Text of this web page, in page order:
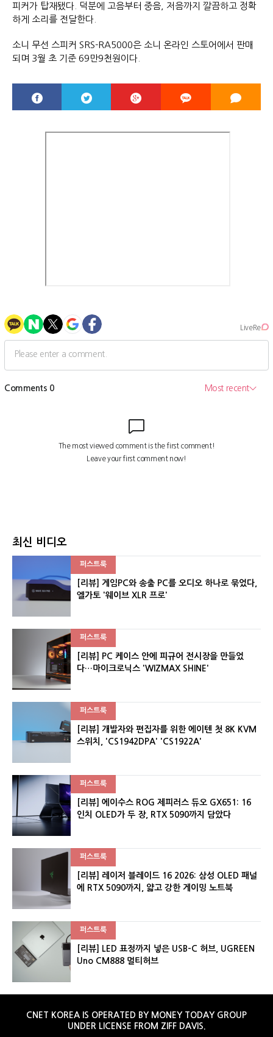
피커가 탑재됐다. 덕분에 고음부터 중음, 저음까지 깔끔하고 정확
하게 소리를 전달한다.
소니 무선 스피커 SRS-RA5000은 소니 온라인 스토어에서 판매
되며 3월 초 기준 69만9천원이다.
최신 비디오
퍼스트룩
[리뷰] 게임PC와 송출 PC를 오디오 하나로 묶었다,
엘가토 '웨이브 XLR 프로'
퍼스트룩
[리뷰] PC 케이스 안에 피규어 전시장을 만들었
다…마이크로닉스 'WIZMAX SHINE'
퍼스트룩
[리뷰] 개발자와 편집자를 위한 에이텐 첫 8K KVM
스위치, 'CS1942DPA' 'CS1922A'
퍼스트룩
[리뷰] 에이수스 ROG 제피러스 듀오 GX651: 16
인치 OLED가 두 장, RTX 5090까지 담았다
퍼스트룩
[리뷰] 레이저 블레이드 16 2026: 삼성 OLED 패널
에 RTX 5090까지, 얇고 강한 게이밍 노트북
퍼스트룩
[리뷰] LED 표정까지 넣은 USB-C 허브, UGREEN
Uno CM888 멀티허브
CNET KOREA IS OPERATED BY MONEY TODAY GROUP
UNDER LICENSE FROM ZIFF DAVIS.